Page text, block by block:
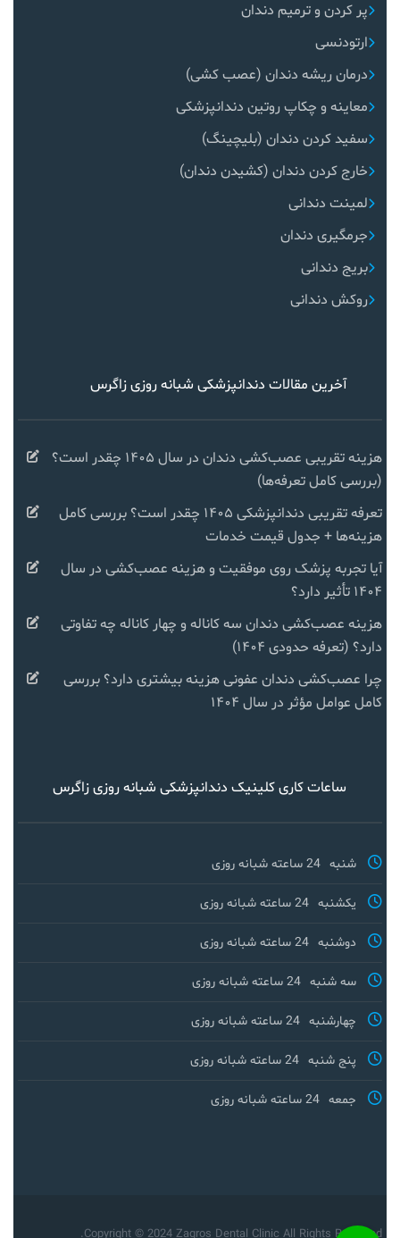
پر کردن و ترمیم دندان
ارتودنسی
درمان ریشه دندان (عصب کشی)
معاینه و چکاپ روتین دندانپزشکی
سفید کردن دندان (بلیچینگ)
خارج کردن دندان (کشیدن دندان)
لمینت دندانی
جرمگیری دندان
بریج دندانی
روکش دندانی
آخرین مقالات دندانپزشکی شبانه روزی زاگرس
هزینه تقریبی عصب‌کشی دندان در سال ۱۴۰۵ چقدر است؟
(بررسی کامل تعرفه‌ها)
تعرفه تقریبی دندانپزشکی ۱۴۰۵ چقدر است؟ بررسی کامل
هزینه‌ها + جدول قیمت خدمات
آیا تجربه پزشک روی موفقیت و هزینه عصب‌کشی در سال
۱۴۰۴ تأثیر دارد؟
هزینه عصب‌کشی دندان سه کاناله و چهار کاناله چه تفاوتی
دارد؟ (تعرفه حدودی ۱۴۰۴)
چرا عصب‌کشی دندان عفونی هزینه بیشتری دارد؟ بررسی
کامل عوامل مؤثر در سال ۱۴۰۴
ساعات کاری کلینیک دندانپزشکی شبانه روزی زاگرس
شنبه 24 ساعته شبانه روزی
یکشنبه 24 ساعته شبانه روزی
دوشنبه 24 ساعته شبانه روزی
سه شنبه 24 ساعته شبانه روزی
چهارشنبه 24 ساعته شبانه روزی
پنج شنبه 24 ساعته شبانه روزی
جمعه 24 ساعته شبانه روزی
Copyright © 2024 Zagros Dental Clinic All Rights Reserved.